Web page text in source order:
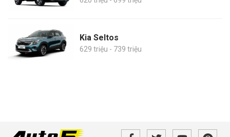
Kia Seltos
629 triệu - 739 triệu